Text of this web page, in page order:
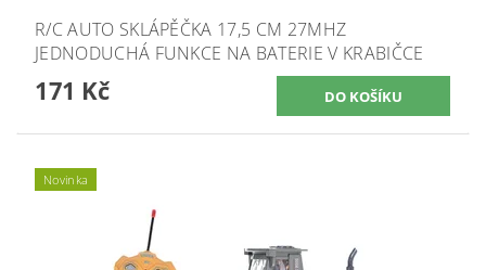
R/C AUTO SKLÁPĚČKA 17,5 CM 27MHZ
JEDNODUCHÁ FUNKCE NA BATERIE V KRABIČCE
171 Kč
Novinka